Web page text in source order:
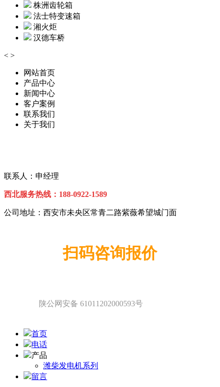
株洲齿轮箱
法士特变速箱
湘火炬
汉德车桥
< >
网站首页
产品中心
新闻中心
客户案例
联系我们
关于我们
联系人：申经理
西北服务热线： 188-0922-1589
公司地址：西安市未央区常青二路紫薇希望城门面
扫码咨询报价
陕公网安备 61011202000593号
首页
电话
产品
潍柴发电机系列
留言